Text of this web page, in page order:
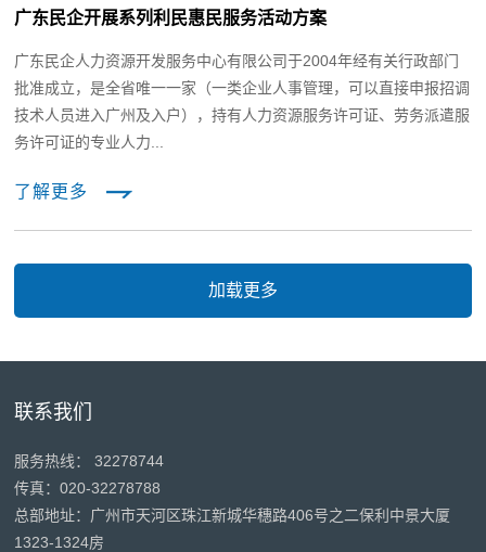
广东民企开展系列利民惠民服务活动方案
广东民企人力资源开发服务中心有限公司于2004年经有关行政部门
批准成立，是全省唯一一家（一类企业人事管理，可以直接申报招调
技术人员进入广州及入户），持有人力资源服务许可证、劳务派遣服
务许可证的专业人力...
了解更多
联系我们
服务热线： 32278744
传真：020-32278788
总部地址：广州市天河区珠江新城华穗路406号之二保利中景大厦
1323-1324房